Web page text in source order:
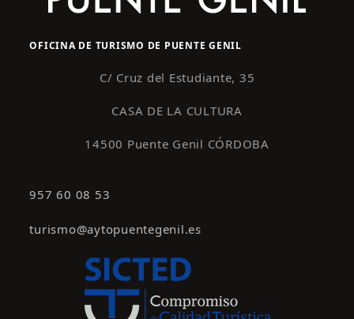
OFICINA DE TURISMO DE PUENTE GENIL
C/ Cruz del Estudiante, 35
CASA DE LA CULTURA
14500 Puente Genil CÓRDOBA
957 60 08 53
turismo@aytopuentegenil.es